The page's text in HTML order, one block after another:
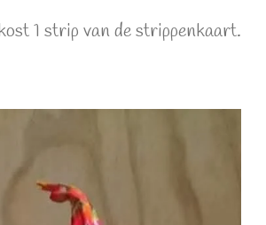
1 strip van de strippenkaart.